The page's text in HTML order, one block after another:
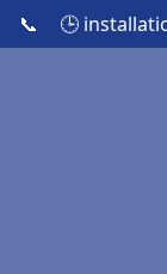
📞 🕒